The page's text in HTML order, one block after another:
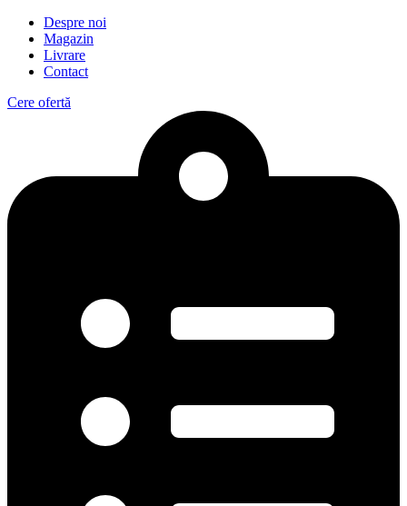
Despre noi
Magazin
Livrare
Contact
Cere ofertă